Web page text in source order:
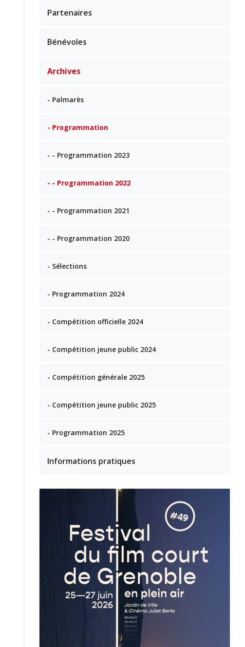
Partenaires
Bénévoles
Archives
- Palmarès
- Programmation
- - Programmation 2023
- - Programmation 2022
- - Programmation 2021
- - Programmation 2020
- Sélections
- Programmation 2024
- Compétition officielle 2024
- Compétition jeune public 2024
- Compétition générale 2025
- Compétition jeune public 2025
- Programmation 2025
Informations pratiques